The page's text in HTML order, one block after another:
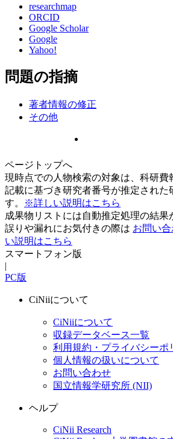
researchmap
ORCID
Google Scholar
Google
Yahoo!
問題の指摘
著者情報の修正
その他
ページトップへ
現時点での人物検索の対象は、科研費
記載に基づき研究者番号が推定された
す。
※詳しい説明はこちら
成果物リストには自動推定処理の結果
誤りや漏れにお気付きの際は お問い
い説明はこちら
スマートフォン版
|
PC版
CiNiiについて
CiNiiについて
収録データベース一覧
利用規約・プライバシーポ
個人情報の扱いについて
お問い合わせ
国立情報学研究所 (NII)
ヘルプ
CiNii Research